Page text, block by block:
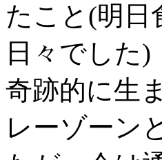
たこと(明日
日々でした)
奇跡的に生
レーゾーン